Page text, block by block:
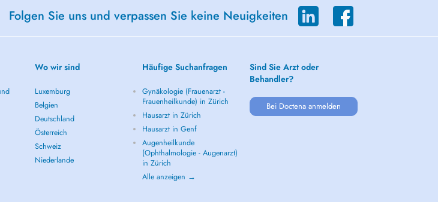
Folgen Sie uns und verpassen Sie keine Neuigkeiten
Wo wir sind
Luxemburg
Belgien
Deutschland
Österreich
Schweiz
Niederlande
Häufige Suchanfragen
Gynäkologie (Frauenarzt -
Frauenheilkunde) in Zürich
Hausarzt in Zürich
Hausarzt in Genf
Augenheilkunde
(Ophthalmologie - Augenarzt)
in Zürich
Alle anzeigen →
Sind Sie Arzt oder
Behandler?
Bei Doctena anmelden